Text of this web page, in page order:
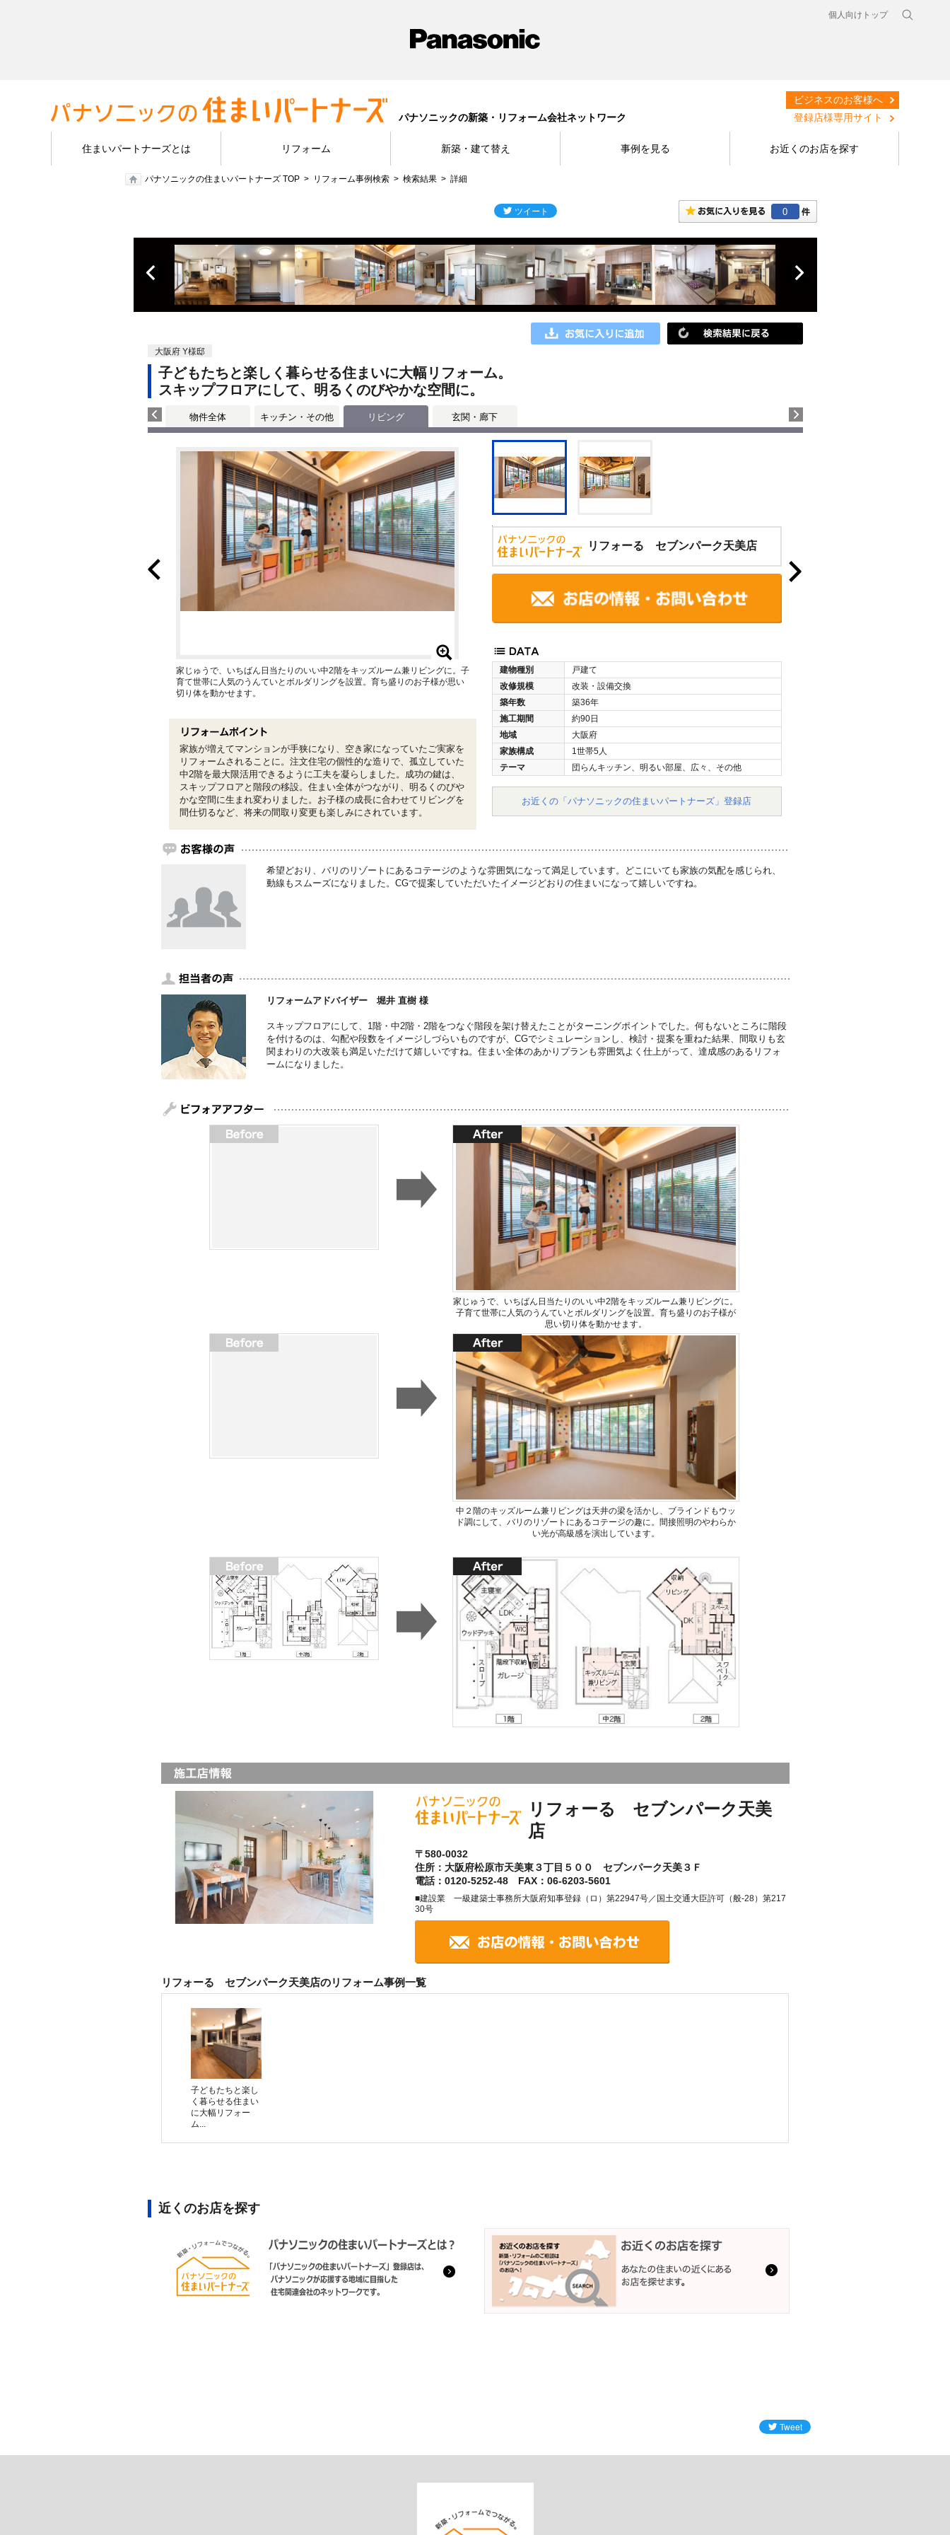
個人向けトップ
パナソニックの新築・リフォーム会社ネットワーク
ビジネスのお客様へ
登録店様専用サイト
住まいパートナーズとは リフォーム 新築・建て替え 事例を見る お近くのお店を探す
パナソニックの住まいパートナーズ TOP リフォーム事例検索 検索結果 詳細
0
大阪府 Y様邸
子どもたちと楽しく暮らせる住まいに大幅リフォーム。
スキップフロアにして、明るくのびやかな空間に。
物件全体 キッチン・その他 リビング 玄関・廊下
リフォーる セブンパーク天美店
建物種別
戸建て
改修規模
改装・設備交換
築年数
築36年
施工期間
約90日
地域
大阪府
家族構成
1世帯5人
テーマ
団らんキッチン、明るい部屋、広々、その他
お近くの「パナソニックの住まいパートナーズ」登録店
家じゅうで、いちばん日当たりのいい中2階をキッズルーム兼リビングに。子
育て世帯に人気のうんていとボルダリングを設置。育ち盛りのお子様が思い
切り体を動かせます。
家族が増えてマンションが手狭になり、空き家になっていたご実家を
リフォームされることに。注文住宅の個性的な造りで、孤立していた
中2階を最大限活用できるように工夫を凝らしました。成功の鍵は、
スキップフロアと階段の移設。住まい全体がつながり、明るくのびや
かな空間に生まれ変わりました。お子様の成長に合わせてリビングを
間仕切るなど、将来の間取り変更も楽しみにされています。
希望どおり、バリのリゾートにあるコテージのような雰囲気になって満足しています。どこにいても家族の気配を感じられ、
動線もスムーズになりました。CGで提案していただいたイメージどおりの住まいになって嬉しいですね。
リフォームアドバイザー 堀井 直樹 様
スキップフロアにして、1階・中2階・2階をつなぐ階段を架け替えたことがターニングポイントでした。何もないところに階段
を付けるのは、勾配や段数をイメージしづらいものですが、CGでシミュレーションし、検討・提案を重ねた結果、間取りも玄
関まわりの大改装も満足いただけて嬉しいですね。住まい全体のあかりプランも雰囲気よく仕上がって、達成感のあるリフォ
ームになりました。
家じゅうで、いちばん日当たりのいい中2階をキッズルーム兼リビングに。
子育て世帯に人気のうんていとボルダリングを設置。育ち盛りのお子様が
思い切り体を動かせます。
中２階のキッズルーム兼リビングは天井の梁を活かし、ブラインドもウッ
ド調にして、バリのリゾートにあるコテージの趣に。間接照明のやわらか
い光が高級感を演出しています。
リフォーる セブンパーク天美
店
〒580-0032
住所：大阪府松原市天美東３丁目５００ セブンパーク天美３Ｆ
電話：0120-5252-48 FAX：06-6203-5601
■建設業 一級建築士事務所大阪府知事登録（ロ）第22947号／国土交通大臣許可（般-28）第217
30号
リフォーる セブンパーク天美店のリフォーム事例一覧
子どもたちと楽し
く暮らせる住まい
に大幅リフォー
ム...
近くのお店を探す